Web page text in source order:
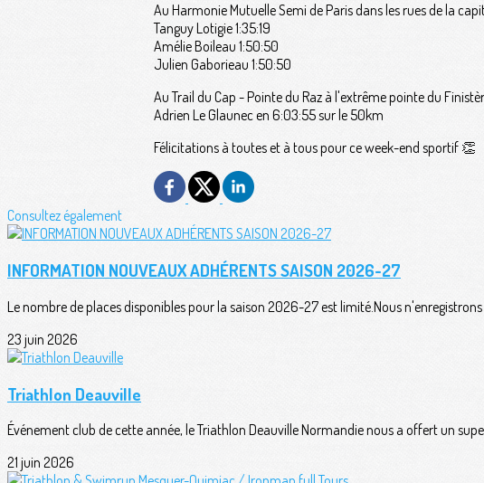
Au Harmonie Mutuelle Semi de Paris dans les rues de la
Tanguy Lotigie 1:35:19
Amélie Boileau 1:50:50
Julien Gaborieau 1:50:50
Au Trail du Cap - Pointe du Raz à l'extrême pointe du
Adrien Le Glaunec en 6:03:55 sur le 50km
Félicitations à toutes et à tous pour ce week-end sportif 👏
Consultez également
INFORMATION NOUVEAUX ADHÉRENTS SAISON 2026-27
Le nombre de places disponibles pour la saison 2026-27 est limité.Nous n'enregistrons
23 juin 2026
Triathlon Deauville
Événement club de cette année, le Triathlon Deauville Normandie nous a offert un
21 juin 2026